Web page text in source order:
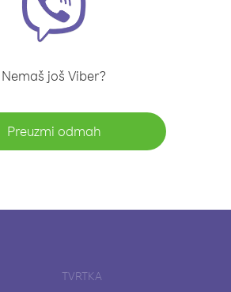
Nemaš još Viber?
Preuzmi odmah
TVRTKA